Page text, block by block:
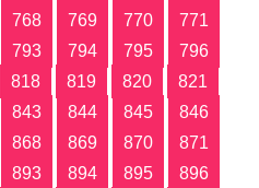
768 769 770
771
793 794 795
796
818 819 820
821
843 844 845
846
868 869 870
871
893 894 895
896